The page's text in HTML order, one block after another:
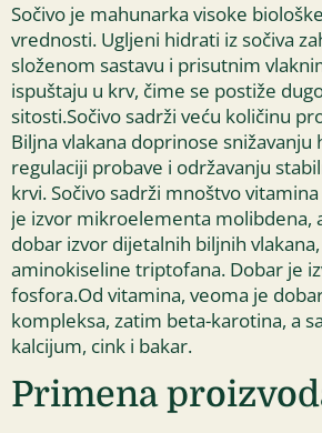
Sočivo je mahunarka visoke
vrednosti. Ugljeni hidrati iz sočiva
složenom sastavu i prisutnim
ispuštaju u krv, čime se postiže
sitosti.Sočivo sadrži veću količinu
Biljna vlakana doprinose snižavanju
regulaciji probave i održavanju
krvi. Sočivo sadrži mnoštvo
je izvor mikroelementa molibdena,
dobar izvor dijetalnih biljnih
aminokiseline triptofana. Dobar je
fosfora.Od vitamina, veoma je
kompleksa, zatim beta-karotina, a
kalcijum, cink i bakar.
Primena